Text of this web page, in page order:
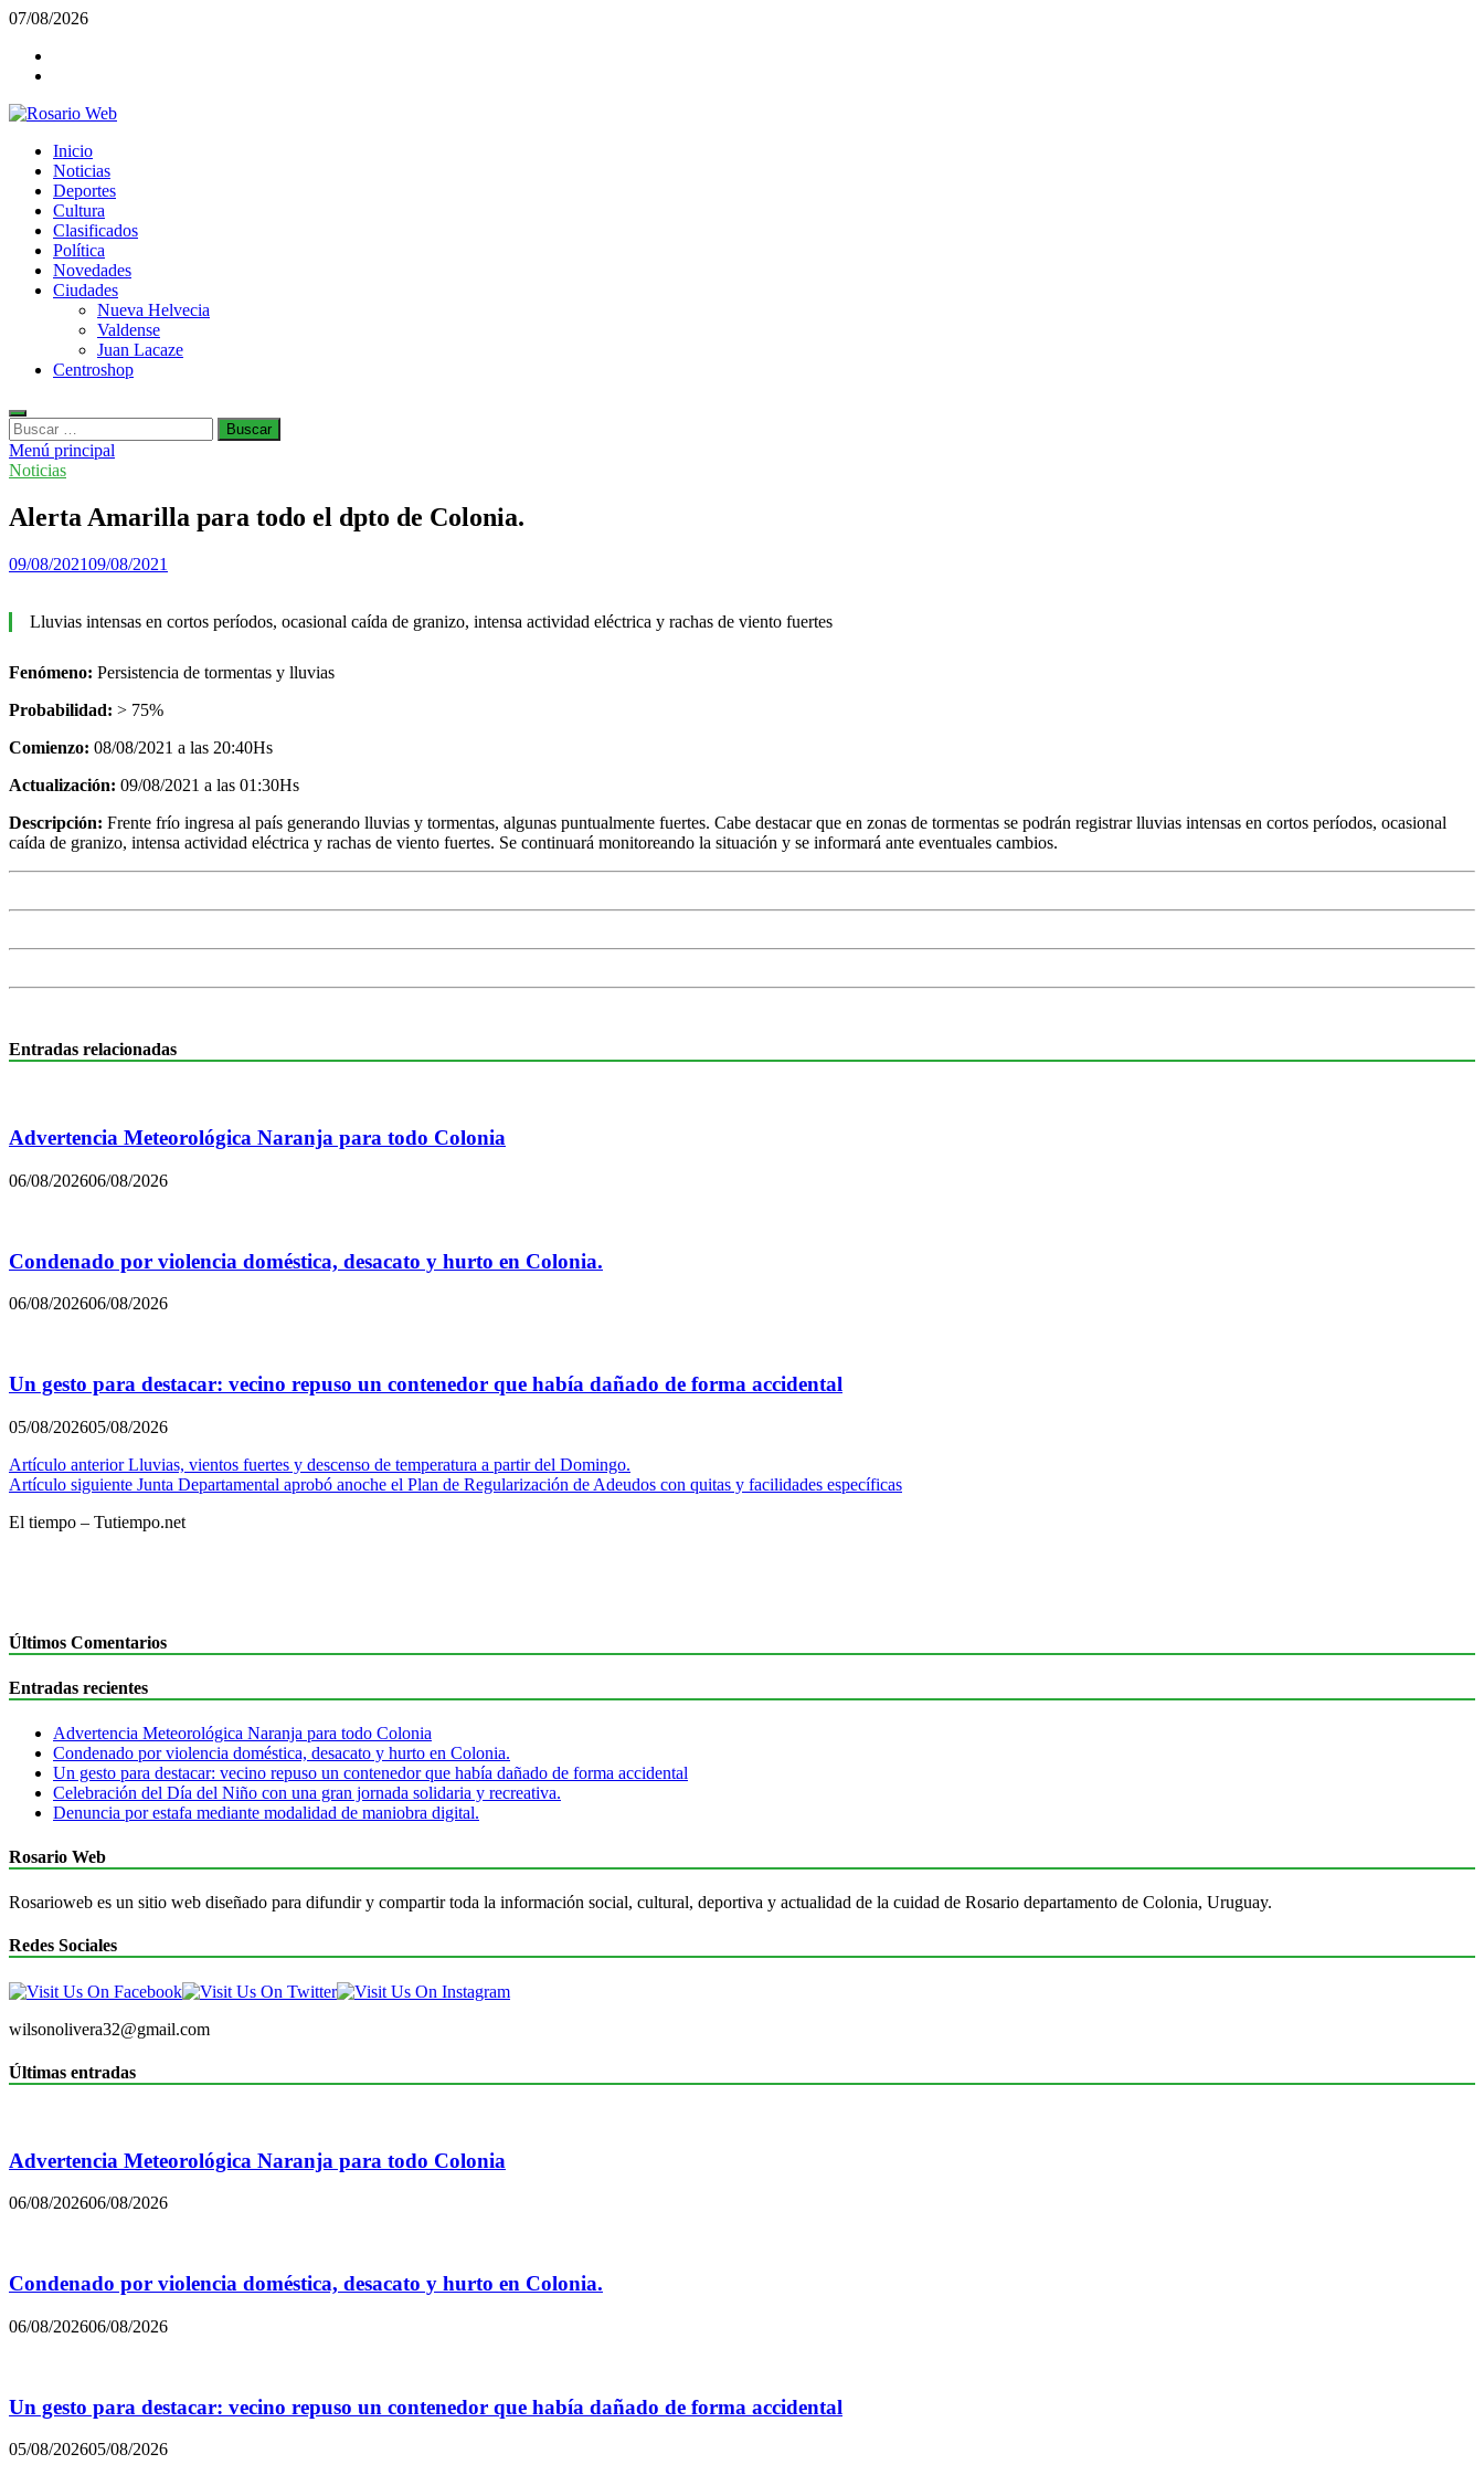
Saltar
contenido
07/08/2026
Rosario Web
Todas la noticias de Rosario y la zona
Inicio
Noticias
Deportes
Cultura
Clasificados
Política
Novedades
Ciudades
Nueva Helvecia
Valdense
Juan Lacaze
Centroshop
Buscar:
Menú principal
Noticias
Alerta Amarilla para todo el dpto de Colonia.
09/08/202109/08/2021
Lluvias intensas en cortos períodos, ocasional caída de granizo, intensa actividad eléctrica y rachas de viento fuertes
Fenómeno: Persistencia de tormentas y lluvias
Probabilidad: > 75%
Comienzo: 08/08/2021 a las 20:40Hs
Actualización: 09/08/2021 a las 01:30Hs
Descripción: Frente frío ingresa al país generando lluvias y tormentas, algunas puntualmente fuertes. Cabe destacar que en zonas de tormentas se podrán registrar lluvias intensas en cortos períodos, ocasional
caída de granizo, intensa actividad eléctrica y rachas de viento fuertes. Se continuará monitoreando la situación y se informará ante eventuales cambios.
Entradas relacionadas
Advertencia Meteorológica Naranja para todo Colonia
06/08/202606/08/2026
Condenado por violencia doméstica, desacato y hurto en Colonia.
06/08/202606/08/2026
Un gesto para destacar: vecino repuso un contenedor que había dañado de forma accidental
05/08/202605/08/2026
Navegación
de
entradas
Artículo anterior Lluvias, vientos fuertes y descenso de temperatura a partir del Domingo.
Artículo siguiente Junta Departamental aprobó anoche el Plan de Regularización de Adeudos con quitas y facilidades específicas
El tiempo – Tutiempo.net
Últimos Comentarios
Entradas recientes
Advertencia Meteorológica Naranja para todo Colonia
Condenado por violencia doméstica, desacato y hurto en Colonia.
Un gesto para destacar: vecino repuso un contenedor que había dañado de forma accidental
Celebración del Día del Niño con una gran jornada solidaria y recreativa.
Denuncia por estafa mediante modalidad de maniobra digital.
Rosario Web
Rosarioweb es un sitio web diseñado para difundir y compartir toda la información social, cultural, deportiva y actualidad de la cuidad de Rosario departamento de Colonia, Uruguay.
Redes Sociales
wilsonolivera32@gmail.com
Últimas entradas
Advertencia Meteorológica Naranja para todo Colonia
06/08/202606/08/2026
Condenado por violencia doméstica, desacato y hurto en Colonia.
06/08/202606/08/2026
Un gesto para destacar: vecino repuso un contenedor que había dañado de forma accidental
05/08/202605/08/2026